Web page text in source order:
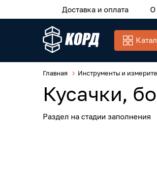
Доставка и оплата О
Главная Инструменты и
Кусачки,
Раздел на стадии заполнения